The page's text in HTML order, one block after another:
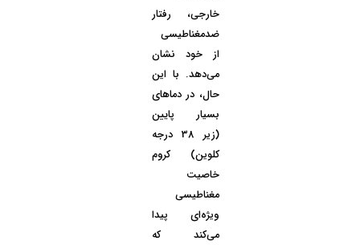
خارجی، رفتار
ضدمغناطیسی
از خود نشان
می‌دهد. با این
حال، در دماهای
بسیار پایین
(زیر 38 درجه
کلوین) کروم
خاصیت
مغناطیسی
ویژه‌ای پیدا
می‌کند که